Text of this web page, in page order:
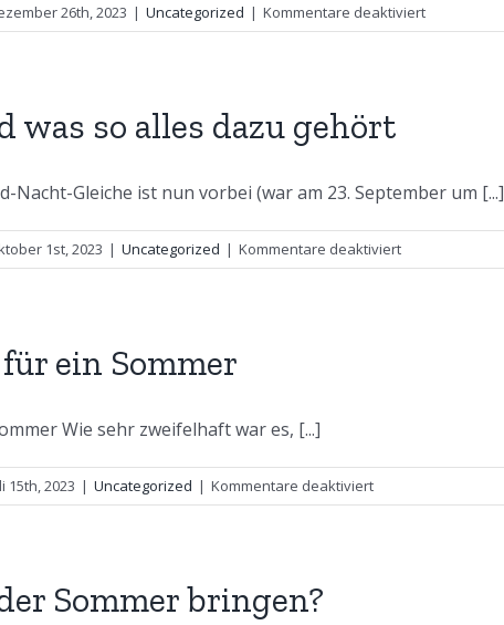
26th, 2023 | Uncategorized | Kommentare deaktiviertfür
Der
was so alles dazu gehört
Nacht-Gleiche ist nun vorbei (war am 23. September um [...]
1st, 2023 | Uncategorized | Kommentare deaktiviertfür
Herbst
ein Sommer
Wie sehr zweifelhaft war es, [...]
15th, 2023 | Uncategorized | Kommentare deaktiviertfür
Wow,
Sommer bringen?